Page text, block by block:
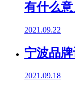
有什么意
2021.09.22
宁波品
2021.09.18